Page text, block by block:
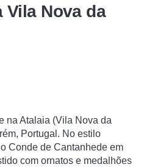
Vila Nova da
na Atalaia (Vila Nova da
Portugal. No estilo
Conde de Cantanhede em
com ornatos e medalhões